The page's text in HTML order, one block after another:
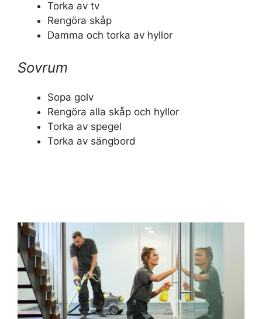
Torka av tv
Rengöra skåp
Damma och torka av hyllor
Sovrum
Sopa golv
Rengöra alla skåp och hyllor
Torka av spegel
Torka av sängbord